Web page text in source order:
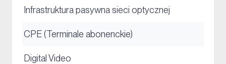
Infrastruktura pasywna sieci optycznej
CPE (Terminale abonenckie)
Digital Video